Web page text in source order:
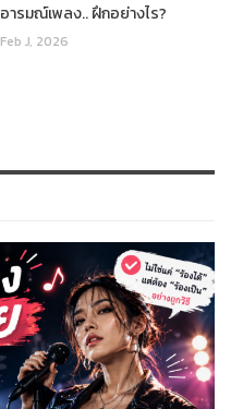
อารมณ์เพลง.. ฝึกอย่างไร?
Feb J, 2026